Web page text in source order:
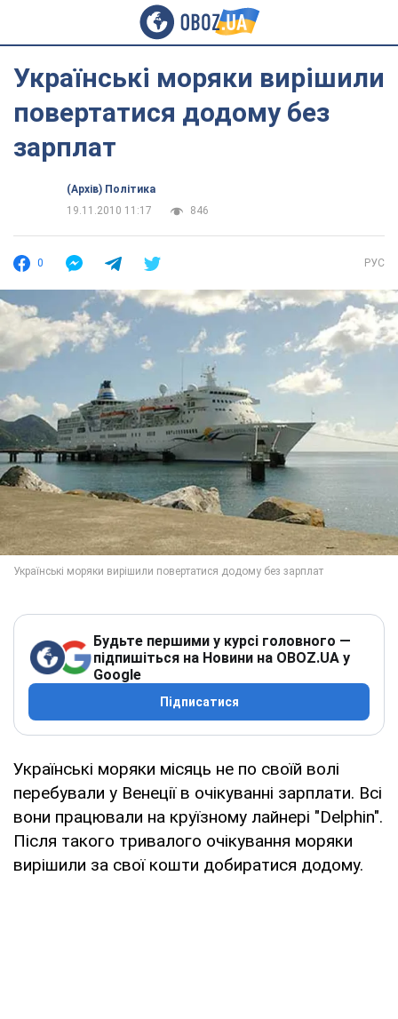
Українські моряки вирішили
повертатися додому без
зарплат
(Архів) Політика
19.11.2010 11:17
846
0 РУС
Будьте першими у курсі головного —
підпишіться на Новини на OBOZ.UA у
Google
Підписатися
Українські моряки місяць не по своїй волі
перебували у Венеції в очікуванні зарплати. Всі
вони працювали на круїзному лайнері "Delphin".
Після такого тривалого очікування моряки
вирішили за свої кошти добиратися додому.